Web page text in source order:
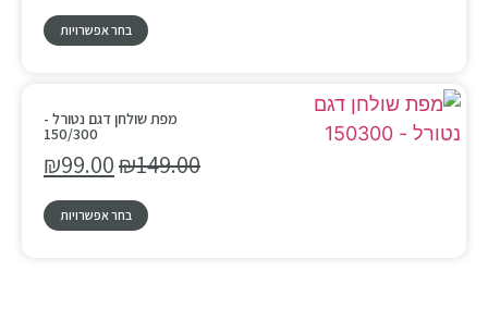
בחר אפשרויות
מפת שולחן דגם נטורל -
150/300
₪149.00
₪99.00
בחר אפשרויות